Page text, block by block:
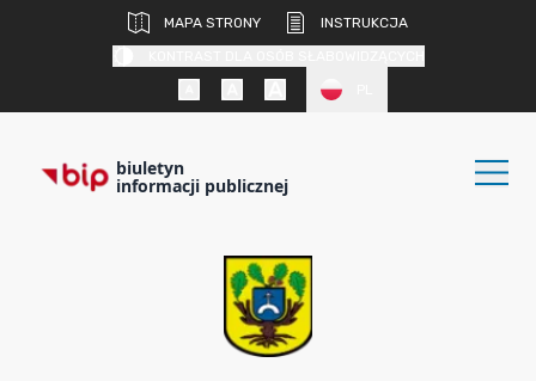
MAPA STRONY
INSTRUKCJA
biuletyn
informacji publicznej